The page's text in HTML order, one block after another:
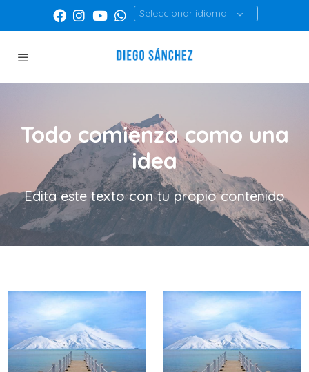
Seleccionar idioma
Todo comienza como una
idea
Edita este texto con tu propio contenido